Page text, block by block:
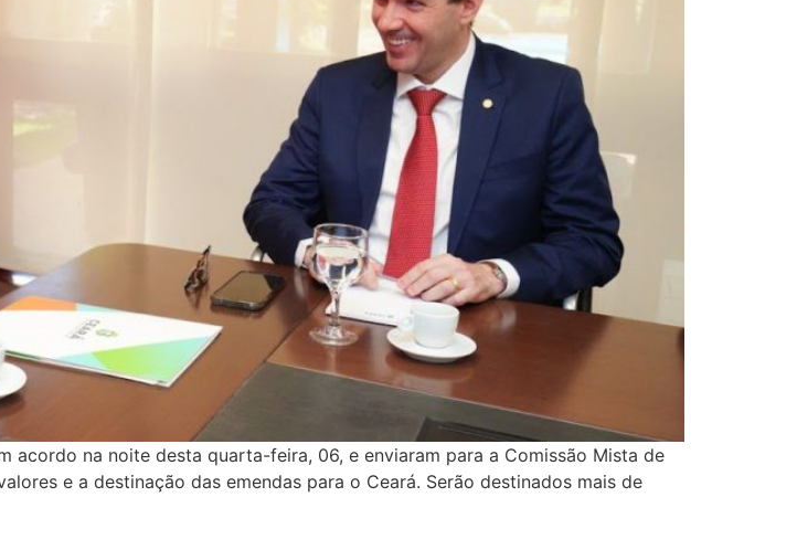
acordo na noite desta quarta-feira, 06, e enviaram para a Comissão Mista de
e a destinação das emendas para o Ceará. Serão destinados mais de